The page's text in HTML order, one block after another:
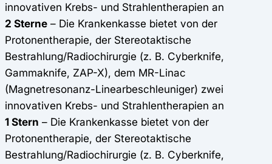
innovativen Krebs- und Strahlentherapien an
2 Sterne – Die Krankenkasse bietet von der
Protonentherapie, der Stereotaktische
Bestrahlung/Radiochirurgie (z. B. Cyberknife,
Gammaknife, ZAP-X), dem MR-Linac
(Magnetresonanz-Linearbeschleuniger) zwei
innovativen Krebs- und Strahlentherapien an
1 Stern – Die Krankenkasse bietet von der
Protonentherapie, der Stereotaktische
Bestrahlung/Radiochirurgie (z. B. Cyberknife,